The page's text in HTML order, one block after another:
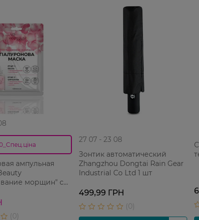
ампульная
морщин" с
и
кислотой
27 07 - 23 08
Зонтик автоматический
Zhangzhou Dongtai Rain Gear
Industrial Co Ltd 1 шт
499,99 ГРН